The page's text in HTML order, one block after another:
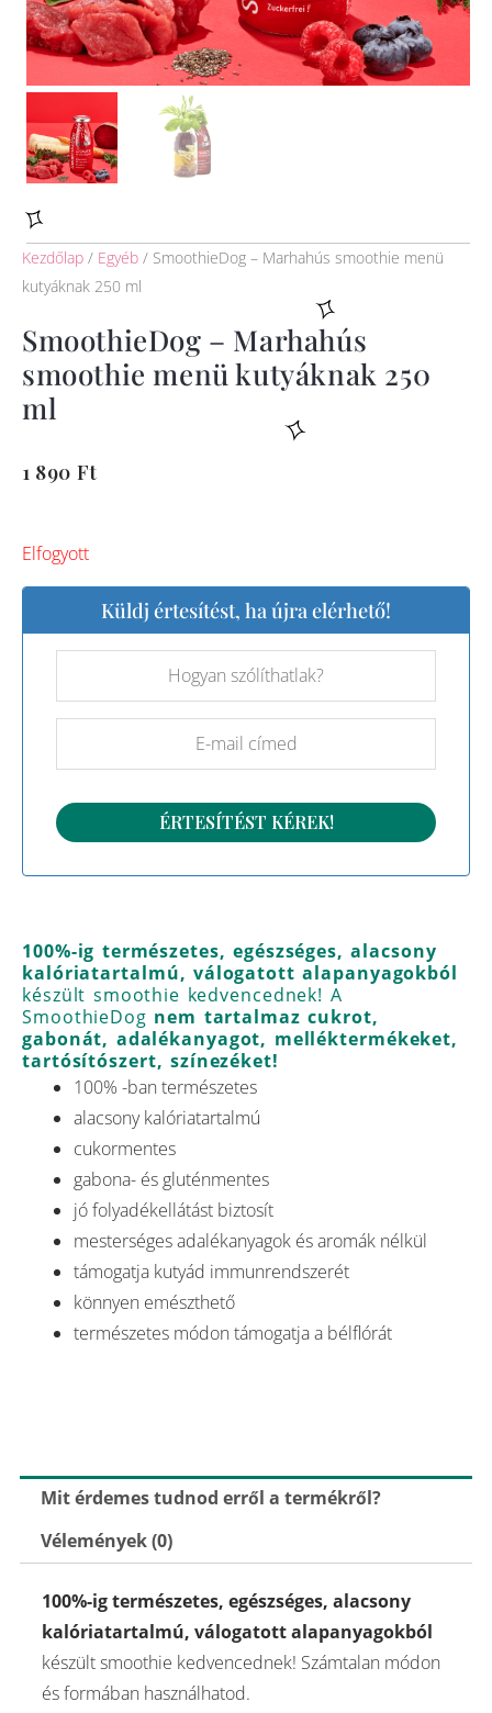
Kezdőlap / Egyéb / SmoothieDog – Marhahús smoothie menü
kutyáknak 250 ml
SmoothieDog – Marhahús
smoothie menü kutyáknak 250
ml
1 890 Ft
Elfogyott
Küldj értesítést, ha újra elérhető!
100%-ig természetes, egészséges, alacsony
kalóriatartalmú, válogatott alapanyagokból
készült smoothie kedvencednek! A
SmoothieDog nem tartalmaz cukrot,
gabonát, adalékanyagot, melléktermékeket,
tartósítószert, színezéket!
100% -ban természetes
alacsony kalóriatartalmú
cukormentes
gabona- és gluténmentes
jó folyadékellátást biztosít
mesterséges adalékanyagok és aromák nélkül
támogatja kutyád immunrendszerét
könnyen emészthető
természetes módon támogatja a bélflórát
Mit érdemes tudnod erről a termékről?
Vélemények (0)
100%-ig természetes, egészséges, alacsony
kalóriatartalmú, válogatott alapanyagokból
készült smoothie kedvencednek! Számtalan módon
és formában használhatod.